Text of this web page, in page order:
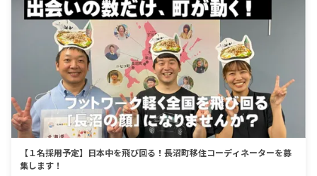
【１名採用予定】日本中を飛び回る！長沼町移住コーディネーターを募
集します！